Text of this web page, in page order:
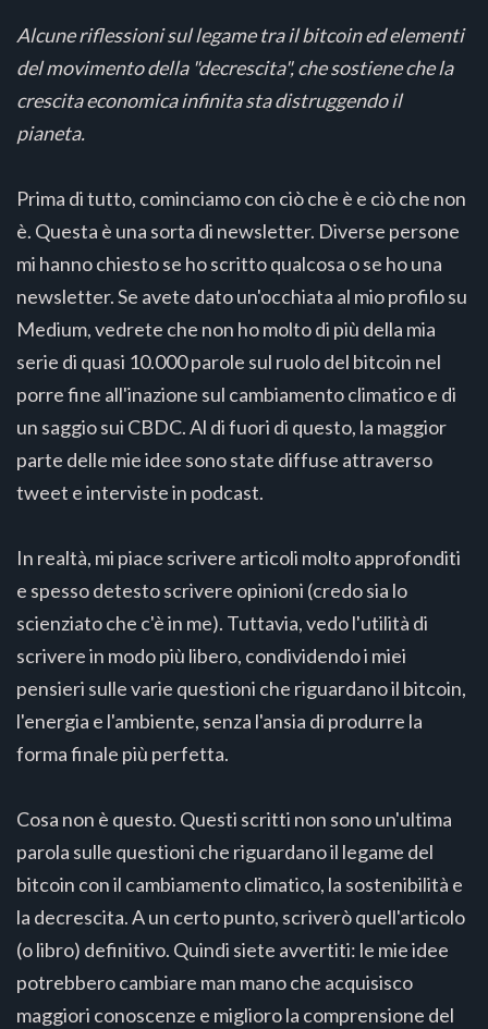
Alcune riflessioni sul legame tra il bitcoin ed elementi
del movimento della "decrescita", che sostiene che la
crescita economica infinita sta distruggendo il
pianeta.
Prima di tutto, cominciamo con ciò che è e ciò che non
è. Questa è una sorta di newsletter. Diverse persone
mi hanno chiesto se ho scritto qualcosa o se ho una
newsletter. Se avete dato un'occhiata al mio profilo su
Medium, vedrete che non ho molto di più della mia
serie di quasi 10.000 parole sul ruolo del bitcoin nel
porre fine all'inazione sul cambiamento climatico e di
un saggio sui CBDC. Al di fuori di questo, la maggior
parte delle mie idee sono state diffuse attraverso
tweet e interviste in podcast.
In realtà, mi piace scrivere articoli molto approfonditi
e spesso detesto scrivere opinioni (credo sia lo
scienziato che c'è in me). Tuttavia, vedo l'utilità di
scrivere in modo più libero, condividendo i miei
pensieri sulle varie questioni che riguardano il bitcoin,
l'energia e l'ambiente, senza l'ansia di produrre la
forma finale più perfetta.
Cosa non è questo. Questi scritti non sono un'ultima
parola sulle questioni che riguardano il legame del
bitcoin con il cambiamento climatico, la sostenibilità e
la decrescita. A un certo punto, scriverò quell'articolo
(o libro) definitivo. Quindi siete avvertiti: le mie idee
potrebbero cambiare man mano che acquisisco
maggiori conoscenze e miglioro la comprensione del